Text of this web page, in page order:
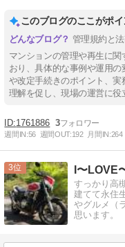
このブログのここがポイ
管理規約と
マンションの管理や再生に
おり、具体的な事例や運用
や改定手続きのポイント、
理解を促し、現場の運営に役
1761886 3
週間IN:56 週間OUT:192 月間IN:264
3 I〜LOVE
すっかり高
建てて永住
やグルメ（
思います。